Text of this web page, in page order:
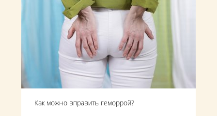
Как можно вправить геморрой?